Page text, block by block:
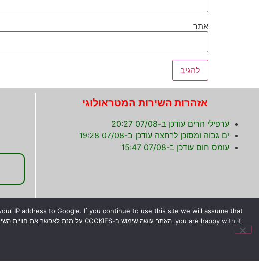
אתר
אזהרות השירות המטראולוגי
ערפילי הרים עודכן ב-07/08 20:27
ים גבוה ומסוכן לרחצה עודכן ב-07/08 19:28
עומס חום עודכן ב-07/08 15:47
המידע המוצג באתר לא מהווה הבטחה
IP address to Google. If you continue to use this site we will assume that